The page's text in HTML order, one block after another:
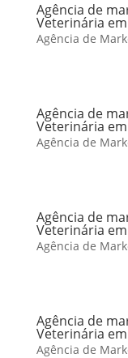
Agência de
Veterinária
Agência de
Agência de
Veterinária
Agência de
Agência de
Veterinária
Agência de
Agência de
Veterinária
Agência de